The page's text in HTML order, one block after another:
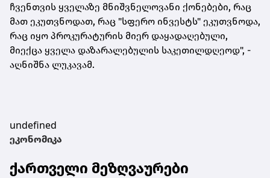
ჩვენთვის ყველაზე მნიშვნელოვანი ქონებები, რაც
მათ ეკუთვნოდათ, რაც "სფერო ინვესტს" ეკუთვნოდა,
რაც იყო პროკურატურის მიერ დაყადაღებული,
მიექცა ყველა დაზარალებულის საკეთილდღეოდ", -
აღნიშნა ლუკავამ.
undefined
ეკონომიკა
ქართველი მეზღვაურები